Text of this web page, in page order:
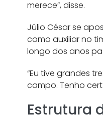
merece”, disse.
Júlio César se
como auxiliar no
longo dos anos
“Eu tive grandes
campo. Tenho
Estrutura